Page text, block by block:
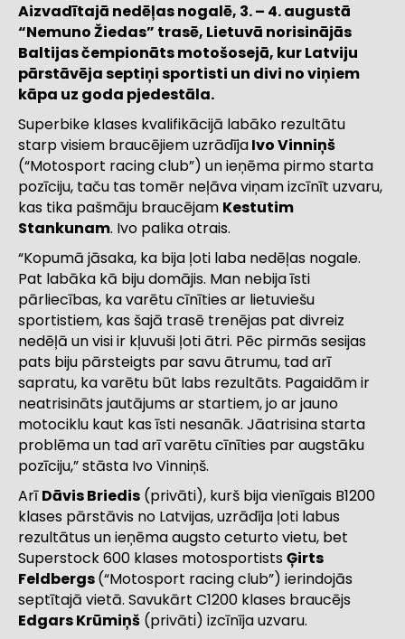
Aizvadītajā nedēļas nogalē, 3. – 4. augustā
“Nemuno Žiedas” trasē, Lietuvā norisinājās
Baltijas čempionāts motošosejā, kur Latviju
pārstāvēja septiņi sportisti un divi no viņiem
kāpa uz goda pjedestāla.
Superbike klases kvalifikācijā labāko rezultātu
starp visiem braucējiem uzrādījaIvo Vinniņš
(“Motosport racing club”) un ieņēma pirmo starta
pozīciju, taču tas tomēr neļāva viņam izcīnīt uzvaru,
kas tika pašmāju braucējam Kestutim
Stankunam. Ivo palika otrais.
“Kopumā jāsaka, ka bija ļoti laba nedēļas nogale.
Pat labāka kā biju domājis. Man nebija īsti
pārliecības, ka varētu cīnīties ar lietuviešu
sportistiem, kas šajā trasē trenējas pat divreiz
nedēļā un visi ir kļuvuši ļoti ātri. Pēc pirmās sesijas
pats biju pārsteigts par savu ātrumu, tad arī
sapratu, ka varētu būt labs rezultāts. Pagaidām ir
neatrisināts jautājums ar startiem, jo ar jauno
motociklu kaut kas īsti nesanāk. Jāatrisina starta
problēma un tad arī varētu cīnīties par augstāku
pozīciju,” stāsta Ivo Vinniņš.
ArīDāvis Briedis (privāti), kurš bija vienīgais B1200
klases pārstāvis no Latvijas, uzrādīja ļoti labus
rezultātus un ieņēma augsto ceturto vietu, bet
Superstock 600 klases motosportists Ģirts
Feldbergs(“Motosport racing club”) ierindojās
septītajā vietā. Savukārt C1200 klases braucējs
Edgars Krūmiņš (privāti) izcīnīja uzvaru.